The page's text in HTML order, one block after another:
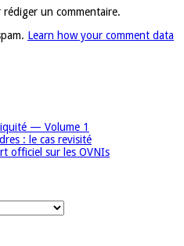
rédiger un commentaire.
Learn how your comment data
— Volume 1
: le cas revisité
officiel sur les OVNIs